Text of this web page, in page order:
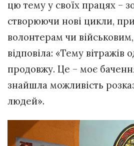
цю тему у своїх працях –
створюючи нові цикли,
волонтерам чи військовим,
відповіла: «Тему вітражів
продовжу. Це – моє
знайшла можливість
людей».